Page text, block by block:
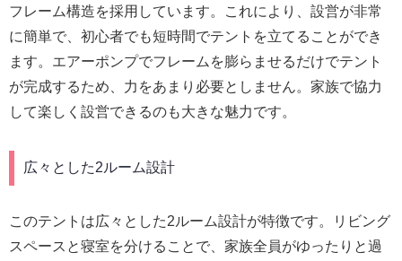
フレーム構造を採用しています。これにより、設営が非常
に簡単で、初心者でも短時間でテントを立てることができ
ます。エアーポンプでフレームを膨らませるだけでテント
が完成するため、力をあまり必要としません。家族で協力
して楽しく設営できるのも大きな魅力です。
広々とした2ルーム設計
このテントは広々とした2ルーム設計が特徴です。リビング
スペースと寝室を分けることで、家族全員がゆったりと過